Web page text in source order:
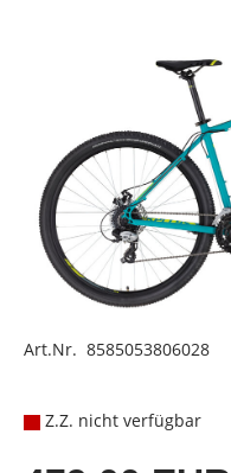
Art.Nr. 8585053806028
Z.Z. nicht verfügbar